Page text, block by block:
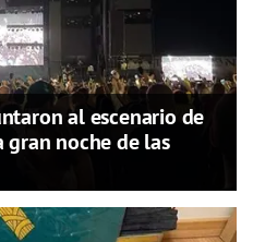
al escenario de
gran noche de las